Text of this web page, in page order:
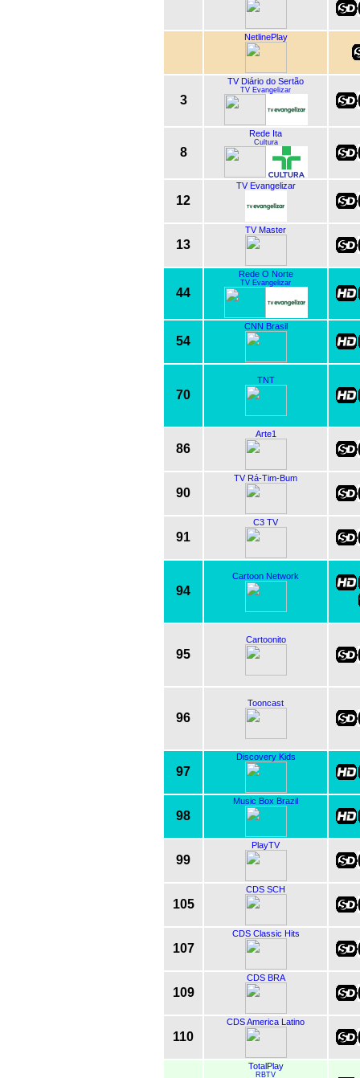
NetlinePlay
3
TV Diário do Sertão
TV Evangelizar
8
Rede Ita
Cultura
12
TV Evangelizar
13
TV Master
44
Rede O Norte
TV Evangelizar
54
CNN Brasil
70
TNT
86
Arte1
90
TV Rá-Tim-Bum
91
C3 TV
94
Cartoon Network
95
Cartoonito
96
Tooncast
97
Discovery Kids
98
Music Box Brazil
99
PlayTV
105
CDS SCH
107
CDS Classic Hits
109
CDS BRA
110
CDS America Latino
TotalPlay
RBTV